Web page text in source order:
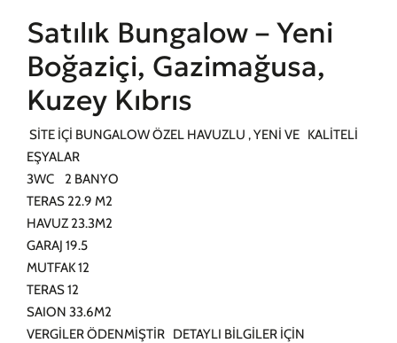
Satılık Bungalow – Yeni
Boğaziçi, Gazimağusa,
Kuzey Kıbrıs
SİTE İÇİ BUNGALOW ÖZEL HAVUZLU , YENİ VE KALİTELİ
EŞYALAR
3WC 2 BANYO
TERAS 22.9 M2
HAVUZ 23.3M2
GARAJ 19.5
MUTFAK 12
TERAS 12
SAION 33.6M2
VERGİLER ÖDENMİŞTİR DETAYLI BİLGİLER İÇİN